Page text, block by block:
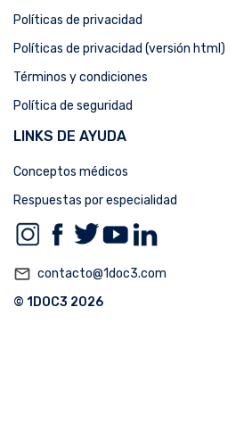
Políticas de privacidad
Políticas de privacidad (versión html)
Términos y condiciones
Política de seguridad
LINKS DE AYUDA
Conceptos médicos
Respuestas por especialidad
mail_outline contacto@1doc3.com
© 1DOC3 2026